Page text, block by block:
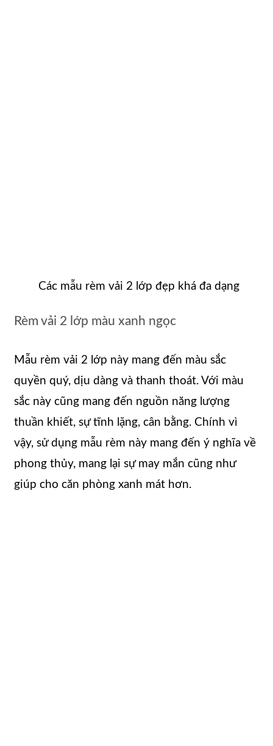
Các mẫu rèm vải 2 lớp đẹp khá đa dạng
Rèm vải 2 lớp màu xanh ngọc
Mẫu rèm vải 2 lớp này mang đến màu sắc
quyền quý, dịu dàng và thanh thoát. Với màu
sắc này cũng mang đến nguồn năng lượng
thuần khiết, sự tĩnh lặng, cân bằng. Chính vì
vậy, sử dụng mẫu rèm này mang đến ý nghĩa về
phong thủy, mang lại sự may mắn cũng như
giúp cho căn phòng xanh mát hơn.